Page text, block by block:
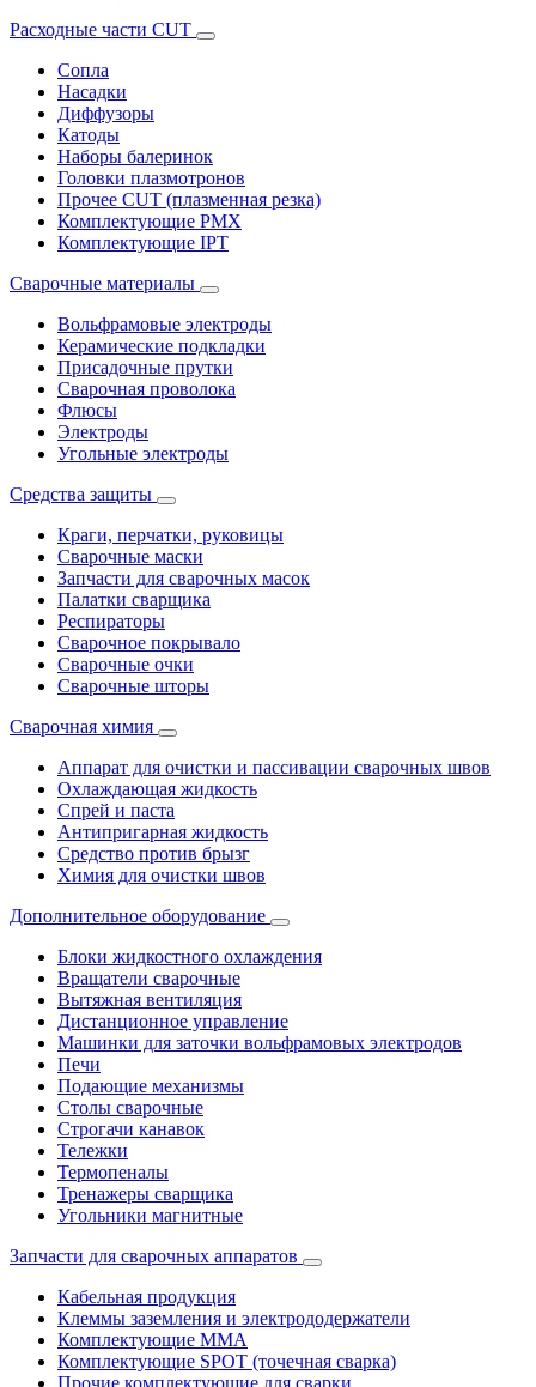
Расходные части CUT
Сопла
Насадки
Диффузоры
Катоды
Наборы балеринок
Головки плазмотронов
Прочее CUT (плазменная резка)
Комплектующие PMX
Комплектующие IPT
Сварочные материалы
Вольфрамовые электроды
Керамические подкладки
Присадочные прутки
Сварочная проволока
Флюсы
Электроды
Угольные электроды
Средства защиты
Краги, перчатки, руковицы
Сварочные маски
Запчасти для сварочных масок
Палатки сварщика
Респираторы
Сварочное покрывало
Сварочные очки
Сварочные шторы
Сварочная химия
Аппарат для очистки и пассивации сварочных швов
Охлаждающая жидкость
Спрей и паста
Антипригарная жидкость
Средство против брызг
Химия для очистки швов
Дополнительное оборудование
Блоки жидкостного охлаждения
Вращатели сварочные
Вытяжная вентиляция
Дистанционное управление
Машинки для заточки вольфрамовых электродов
Печи
Подающие механизмы
Столы сварочные
Строгачи канавок
Тележки
Термопеналы
Тренажеры сварщика
Угольники магнитные
Запчасти для сварочных аппаратов
Кабельная продукция
Клеммы заземления и электрододержатели
Комплектующие ММА
Комплектующие SPOT (точечная сварка)
Прочие комплектующие для сварки